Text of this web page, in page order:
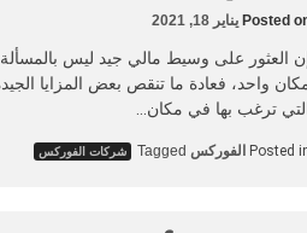
Posted يناير 18, 2021
العثور على وسيط مالي جيد ليس
واحد، فعادة ما تنقص بعض المزايا
ترغب بها في مكان…
Posted الفوركس Tagged شركات الفوركس